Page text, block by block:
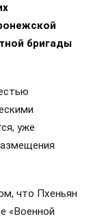
бригады
уже
что Пхеньян
«Военной